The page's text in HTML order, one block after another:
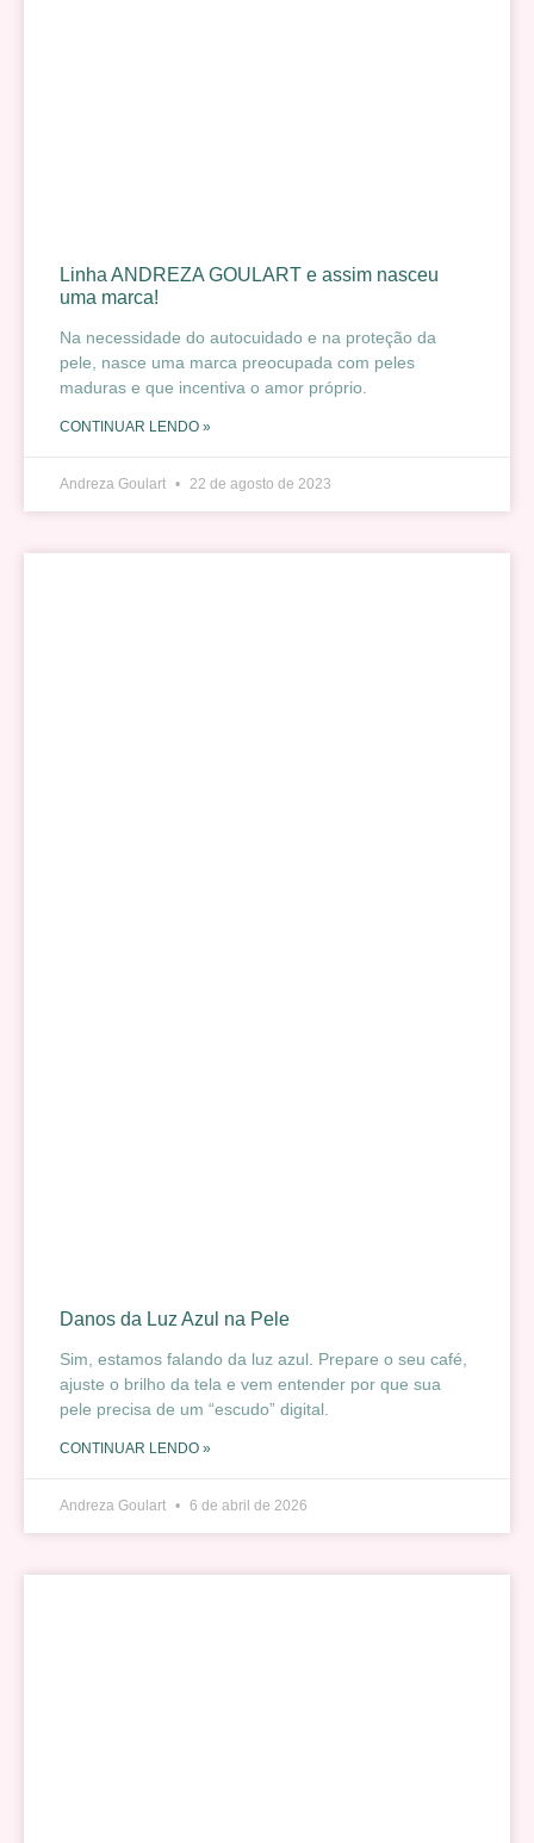
Linha ANDREZA GOULART e assim nasceu
uma marca!
Na necessidade do autocuidado e na proteção da
pele, nasce uma marca preocupada com peles
maduras e que incentiva o amor próprio.
CONTINUAR LENDO »
Andreza Goulart 22 de agosto de 2023
Danos da Luz Azul na Pele
Sim, estamos falando da luz azul. Prepare o seu café,
ajuste o brilho da tela e vem entender por que sua
pele precisa de um “escudo” digital.
CONTINUAR LENDO »
Andreza Goulart 6 de abril de 2026